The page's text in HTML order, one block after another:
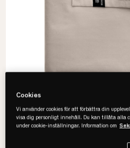
Cookies
Vi använder cookies för att förbättra din
visa dig personligt innehåll. Du kan tillåta alla
under cookie-inställningar. Information om